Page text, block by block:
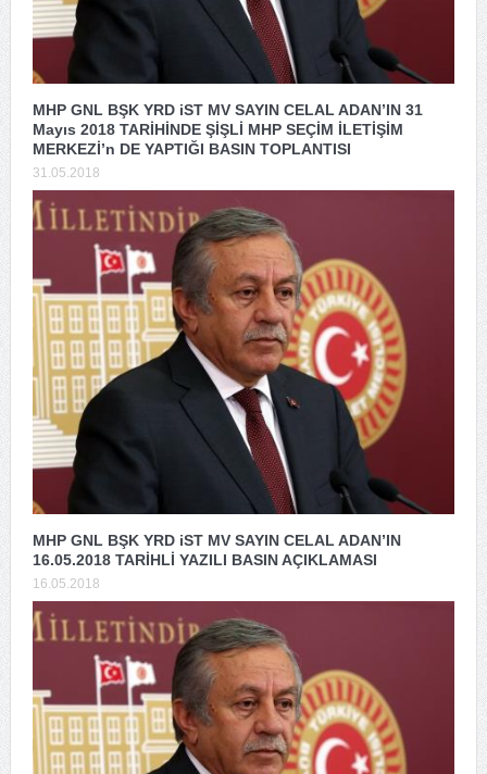
MHP GNL BŞK YRD iST MV SAYIN CELAL ADAN’IN 31
Mayıs 2018 TARİHİNDE ŞİŞLİ MHP SEÇİM İLETİŞİM
MERKEZİ’n DE YAPTIĞI BASIN TOPLANTISI
31.05.2018
MHP GNL BŞK YRD iST MV SAYIN CELAL ADAN’IN
16.05.2018 TARİHLİ YAZILI BASIN AÇIKLAMASI
16.05.2018